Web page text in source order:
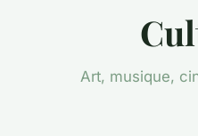
Art, musique,